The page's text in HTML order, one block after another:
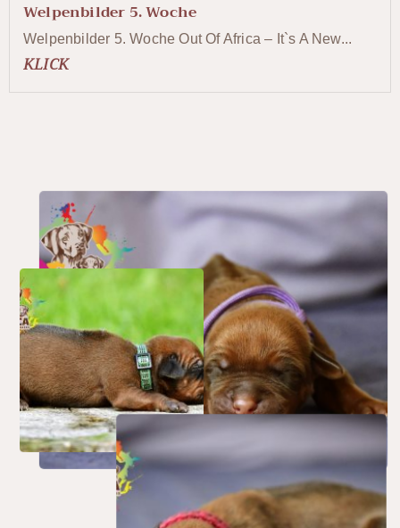
Welpenbilder 5. Woche
Welpenbilder 5. Woche Out Of Africa – It`s A New...
KLICK